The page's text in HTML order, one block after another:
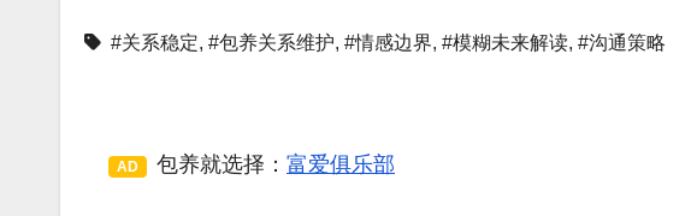
#关系稳定, #包养关系维护, #情感边界, #模糊未来解读, #沟通策略
AD 包养就选择： 富爱俱乐部